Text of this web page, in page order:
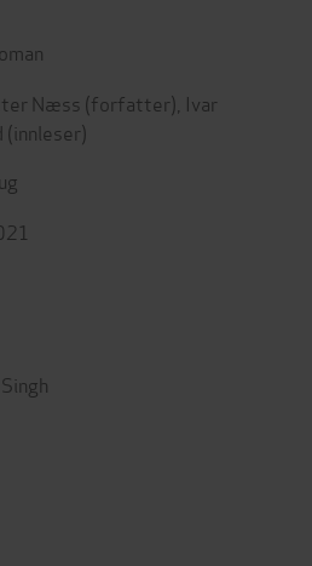
Næss (forfatter), Ivar
(innleser)